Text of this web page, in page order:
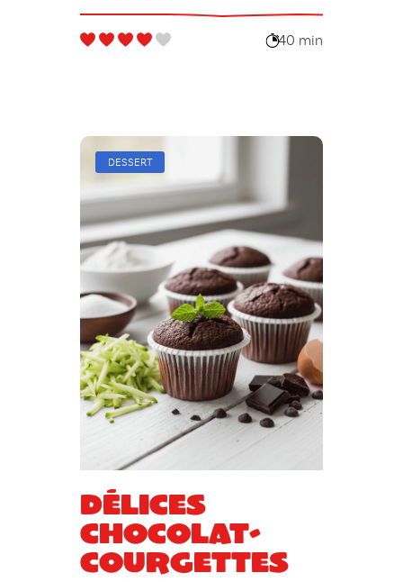
40 min
DESSERT
Délices
chocolat-
courgettes